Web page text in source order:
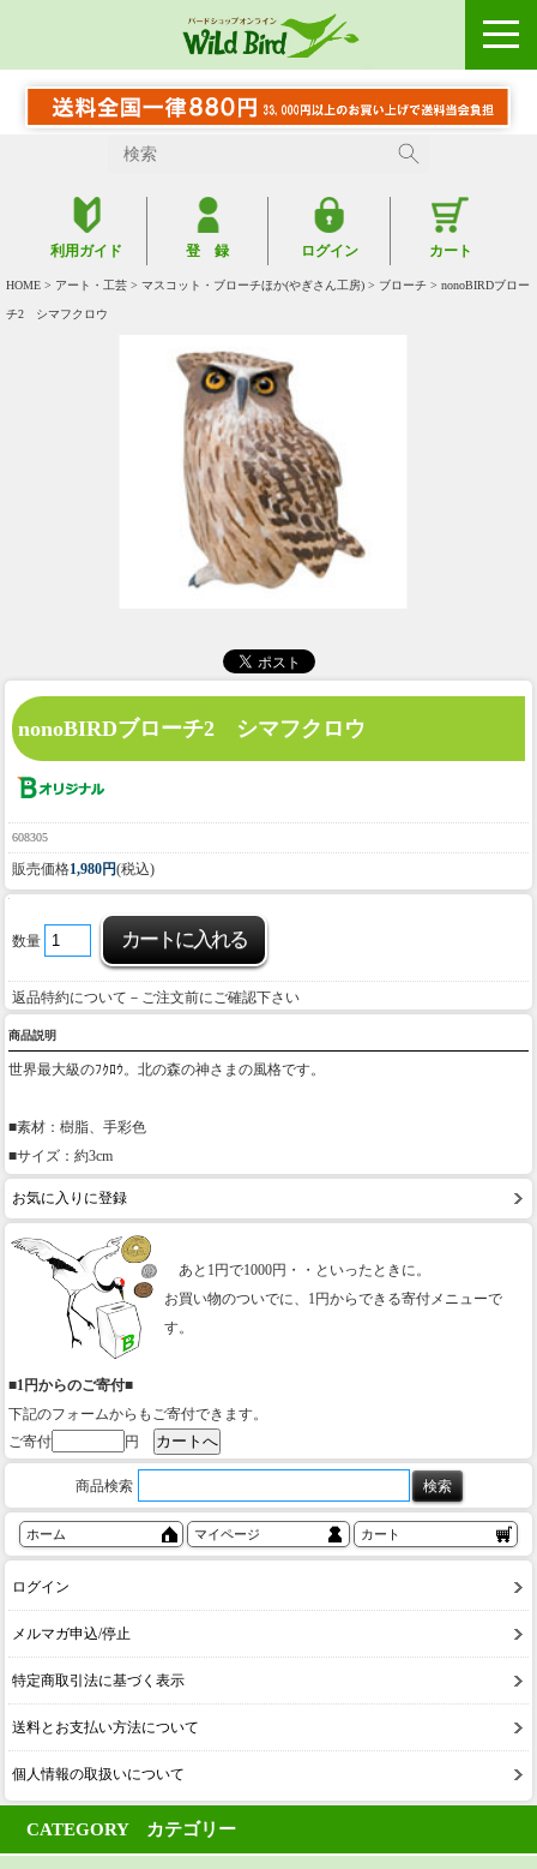
利用ガイド 登 録 ログイン カート
HOME > アート・工芸 > マスコット・ブローチほか(やぎさん工房) > ブローチ > nonoBIRDブロー
チ2 シマフクロウ
nonoBIRDブローチ2 シマフクロウ
608305
販売価格1,980円(税込)
数量
返品特約について－ご注文前にご確認下さい
商品説明
世界最大級のﾌｸﾛｳ。北の森の神さまの風格です。
■素材：樹脂、手彩色
■サイズ：約3cm
お気に入りに登録
あと1円で1000円・・といったときに。
お買い物のついでに、1円からできる寄付メニューで
す。
■1円からのご寄付■
下記のフォームからもご寄付できます。
ご寄付
円
商品検索
ホーム マイページ カート
ログイン
メルマガ申込/停止
特定商取引法に基づく表示
送料とお支払い方法について
個人情報の取扱いについて
CATEGORY カテゴリー